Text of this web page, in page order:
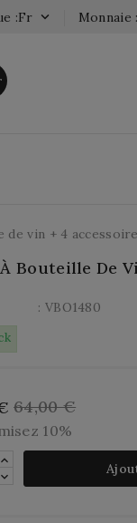
Monnaie
:fr 
vin + 4
Bouteille De
: VBO1480
64,00 €
10%